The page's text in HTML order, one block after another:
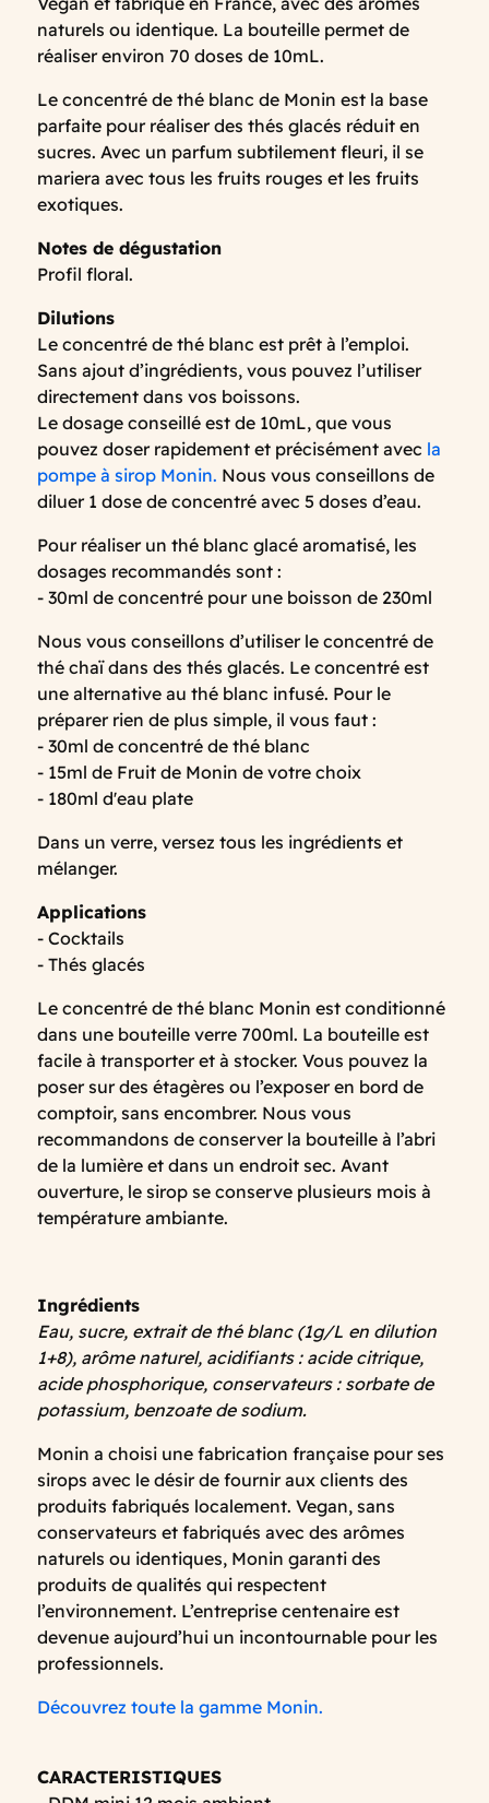
naturels ou identique. La bouteille permet de
réaliser environ 70 doses de 10mL.
Le concentré de thé blanc de Monin est la base
parfaite pour réaliser des thés glacés réduit en
sucres. Avec un parfum subtilement fleuri, il se
mariera avec tous les fruits rouges et les fruits
exotiques.
Notes de dégustation
Profil floral.
Dilutions
Le concentré de thé blanc est prêt à l’emploi.
Sans ajout d’ingrédients, vous pouvez l’utiliser
directement dans vos boissons.
Le dosage conseillé est de 10mL, que vous
pouvez doser rapidement et précisément avec la
pompe à sirop Monin. Nous vous conseillons de
diluer 1 dose de concentré avec 5 doses d’eau.
Pour réaliser un thé blanc glacé aromatisé, les
dosages recommandés sont :
- 30ml de concentré pour une boisson de 230ml
Nous vous conseillons d’utiliser le concentré de
thé chaï dans des thés glacés. Le concentré est
une alternative au thé blanc infusé. Pour le
préparer rien de plus simple, il vous faut :
- 30ml de concentré de thé blanc
- 15ml de Fruit de Monin de votre choix
- 180ml d'eau plate
Dans un verre, versez tous les ingrédients et
mélanger.
Applications
- Cocktails
- Thés glacés
Le concentré de thé blanc Monin est conditionné
dans une bouteille verre 700ml. La bouteille est
facile à transporter et à stocker. Vous pouvez la
poser sur des étagères ou l’exposer en bord de
comptoir, sans encombrer. Nous vous
recommandons de conserver la bouteille à l’abri
de la lumière et dans un endroit sec. Avant
ouverture, le sirop se conserve plusieurs mois à
température ambiante.
Ingrédients
Eau, sucre, extrait de thé blanc (1g/L en dilution
1+8), arôme naturel, acidifiants : acide citrique,
acide phosphorique, conservateurs : sorbate de
potassium, benzoate de sodium.
Monin a choisi une fabrication française pour ses
sirops avec le désir de fournir aux clients des
produits fabriqués localement. Vegan, sans
conservateurs et fabriqués avec des arômes
naturels ou identiques, Monin garanti des
produits de qualités qui respectent
l’environnement. L’entreprise centenaire est
devenue aujourd’hui un incontournable pour les
professionnels.
Découvrez toute la gamme Monin.
CARACTERISTIQUES